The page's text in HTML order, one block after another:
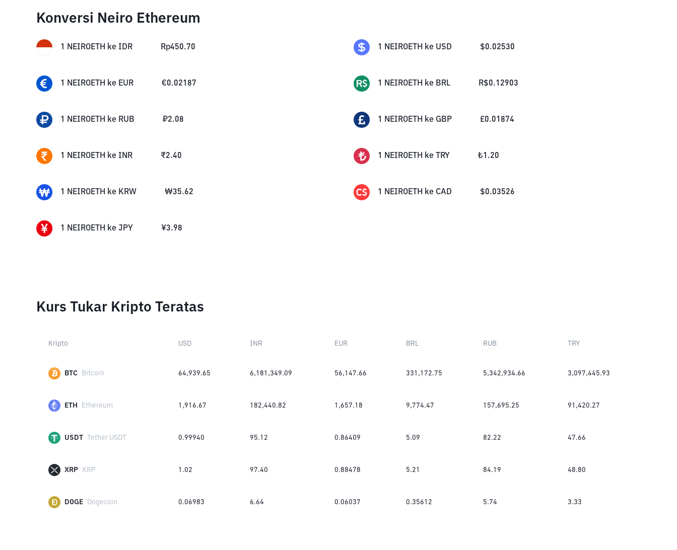
Konversi Neiro Ethereum
1 NEIROETH ke IDR Rp450.70 1 NEIROETH ke USD $0.02530
1 NEIROETH ke EUR €0.02187 1 NEIROETH ke BRL R$0.12903
1 NEIROETH ke RUB ₽2.08 1 NEIROETH ke GBP £0.01874
1 NEIROETH ke INR ₹2.40 1 NEIROETH ke TRY ₺1.20
1 NEIROETH ke KRW ₩35.62 1 NEIROETH ke CAD $0.03526
1 NEIROETH ke JPY ¥3.98
Kurs Tukar Kripto Teratas
Kripto USD INR EUR BRL RUB TRY
BTC Bitcoin 64,939.65 6,181,349.09 56,147.66 331,172.75 5,342,934.66 3,097,445.93
ETH Ethereum 1,916.67 182,440.82 1,657.18 9,774.47 157,695.25 91,420.27
USDT Tether USDT 0.99940 95.12 0.86409 5.09 82.22 47.66
XRP XRP 1.02 97.40 0.88478 5.21 84.19 48.80
DOGE Dogecoin 0.06983 6.64 0.06037 0.35612 5.74 3.33